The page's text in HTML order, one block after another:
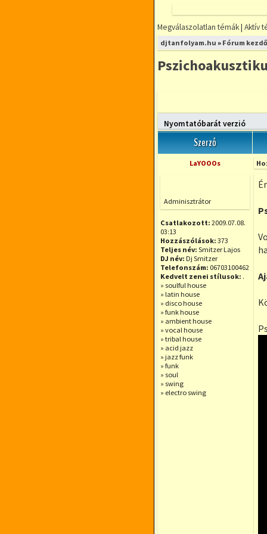
FÓRUMOZZ
MINDENFÉLE
KIS LÉTSZÁMÚ
Megválaszolatlan témák| Aktív
djtanfolyam.hu » Fórum
Új téma nyitása
Nyomtatóbarát verzió
Szerző
LaYOOOs
Adminisztrátor
Csatlakozott: 2009.07.08.
03:13
Hozzászólások: 373
Teljes név: Smitzer Lajos
DJ név: Dj Smitzer
Telefonszám: 06703100462
Kedvelt zenei stílusok: .
» soulful house
» latin house
» disco house
» funk house
» ambient house
» vocal house
» tribal house
» acid jazz
» jazz funk
» funk
» soul
» swing
» electro swing